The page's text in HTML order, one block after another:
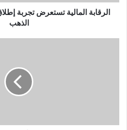
الرقابة المالية تستعرض تجربة
الذهب